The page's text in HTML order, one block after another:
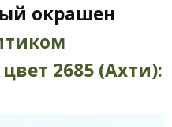
окрашен
2685 (Ахти):